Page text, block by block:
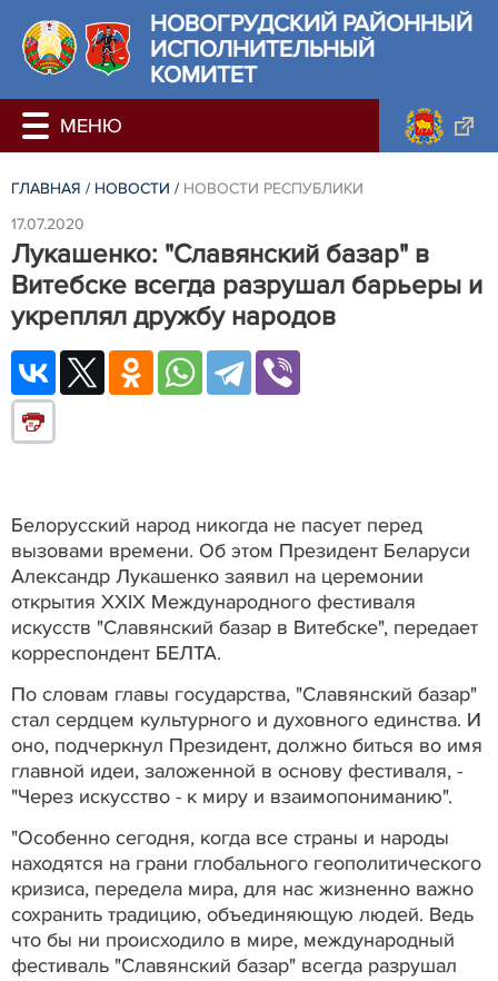
НОВОГРУДСКИЙ РАЙОННЫЙ
ИСПОЛНИТЕЛЬНЫЙ
КОМИТЕТ
ГЛАВНАЯ / НОВОСТИ / НОВОСТИ РЕСПУБЛИКИ
17.07.2020
Лукашенко: "Славянский базар" в
Витебске всегда разрушал барьеры и
укреплял дружбу народов
Белорусский народ никогда не пасует перед
вызовами времени. Об этом Президент Беларуси
Александр Лукашенко заявил на церемонии
открытия ХХIX Международного фестиваля
искусств "Славянский базар в Витебске", передает
корреспондент БЕЛТА.
По словам главы государства, "Славянский базар"
стал сердцем культурного и духовного единства. И
оно, подчеркнул Президент, должно биться во имя
главной идеи, заложенной в основу фестиваля, -
"Через искусство - к миру и взаимопониманию".
"Особенно сегодня, когда все страны и народы
находятся на грани глобального геополитического
кризиса, передела мира, для нас жизненно важно
сохранить традицию, объединяющую людей. Ведь
что бы ни происходило в мире, международный
фестиваль "Славянский базар" всегда разрушал